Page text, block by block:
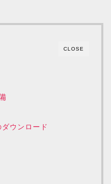
CLOSE
ダウンロード